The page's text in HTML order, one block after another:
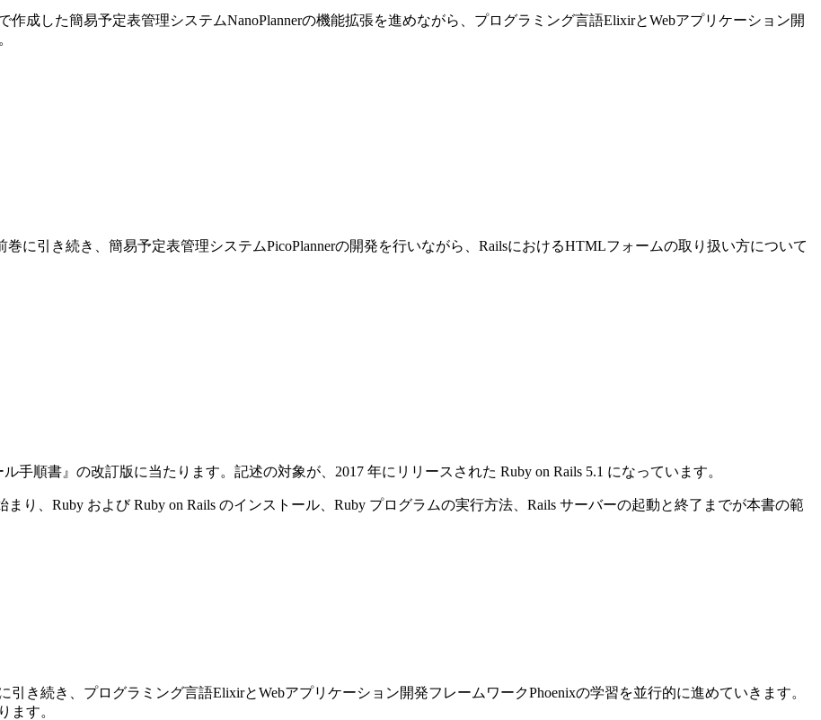
成した簡易予定表管理システムNanoPlannerの機能拡張を進めながら、プログラミング言語ElixirとWebアプリケーション開
に引き続き、簡易予定表管理システムPicoPlannerの開発を行いながら、RailsにおけるHTMLフォームの取り扱い方について
手順書』の改訂版に当たります。記述の対象が、2017 年にリリースされた Ruby on Rails 5.1 になっています。
り、Ruby および Ruby on Rails のインストール、Ruby プログラムの実行方法、Rails サーバーの起動と終了までが本書の範
き続き、プログラミング言語ElixirとWebアプリケーション開発フレームワークPhoenixの学習を並行的に進めていきます。
ます。